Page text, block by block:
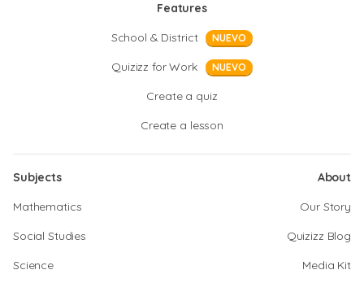
Features
School & District
NUEVO
Quizizz for Work NUEVO
Create a quiz
Create a lesson
Subjects
Mathematics
Social Studies
Science
About
Our Story
Quizizz Blog
Media Kit